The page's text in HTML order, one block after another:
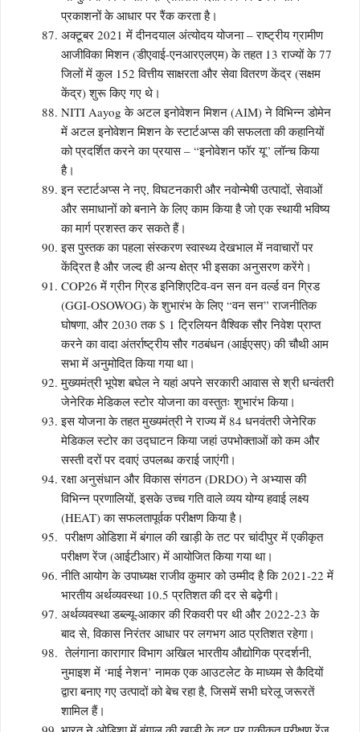
प्रकाशनों के आधार पर रैंक करता है।
अक्टूबर 2021 में दीनदयाल अंत्योदय योजना – राष्ट्रीय ग्रामीण
आजीविका मिशन (डीएवाई-एनआरएलएम) के तहत 13 राज्यों के 77
जिलों में कुल 152 वित्तीय साक्षरता और सेवा वितरण केंद्र (सक्षम
केंद्र) शुरू किए गए थे।
NITI Aayog के अटल इनोवेशन मिशन (AIM) ने विभिन्न डोमेन
में अटल इनोवेशन मिशन के स्टार्टअप्स की सफलता की कहानियों
को प्रदर्शित करने का प्रयास – “इनोवेशन फॉर यू” लॉन्च किया
है।
इन स्टार्टअप्स ने नए, विघटनकारी और नवोन्मेषी उत्पादों, सेवाओं
और समाधानों को बनाने के लिए काम किया है जो एक स्थायी भविष्य
का मार्ग प्रशस्त कर सकते हैं।
इस पुस्तक का पहला संस्करण स्वास्थ्य देखभाल में नवाचारों पर
केंद्रित है और जल्द ही अन्य क्षेत्र भी इसका अनुसरण करेंगे।
COP26 में ग्रीन ग्रिड इनिशिएटिव-वन सन वन वर्ल्ड वन ग्रिड
(GGI-OSOWOG) के शुभारंभ के लिए “वन सन” राजनीतिक
घोषणा, और 2030 तक $ 1 ट्रिलियन वैश्विक सौर निवेश प्राप्त
करने का वादा अंतर्राष्ट्रीय सौर गठबंधन (आईएसए) की चौथी आम
सभा में अनुमोदित किया गया था।
मुख्यमंत्री भूपेश बघेल ने यहां अपने सरकारी आवास से श्री धन्वंतरी
जेनेरिक मेडिकल स्टोर योजना का वस्तुतः शुभारंभ किया।
इस योजना के तहत मुख्यमंत्री ने राज्य में 84 धनवंतरी जेनेरिक
मेडिकल स्टोर का उद्घाटन किया जहां उपभोक्ताओं को कम और
सस्ती दरों पर दवाएं उपलब्ध कराई जाएंगी।
रक्षा अनुसंधान और विकास संगठन (DRDO) ने अभ्यास की
विभिन्न प्रणालियों, इसके उच्च गति वाले व्यय योग्य हवाई लक्ष्य
(HEAT) का सफलतापूर्वक परीक्षण किया है।
परीक्षण ओडिशा में बंगाल की खाड़ी के तट पर चांदीपुर में एकीकृत
परीक्षण रेंज (आईटीआर) में आयोजित किया गया था।
नीति आयोग के उपाध्यक्ष राजीव कुमार को उम्मीद है कि 2021-22 में
भारतीय अर्थव्यवस्था 10.5 प्रतिशत की दर से बढ़ेगी।
अर्थव्यवस्था डब्ल्यू-आकार की रिकवरी पर थी और 2022-23 के
बाद से, विकास निरंतर आधार पर लगभग आठ प्रतिशत रहेगा।
तेलंगाना कारागार विभाग अखिल भारतीय औद्योगिक प्रदर्शनी,
नुमाइश में ‘माई नेशन’ नामक एक आउटलेट के माध्यम से कैदियों
द्वारा बनाए गए उत्पादों को बेच रहा है, जिसमें सभी घरेलू जरूरतें
शामिल हैं।